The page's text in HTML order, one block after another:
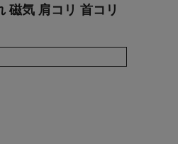
磁気 肩コリ 首コリ